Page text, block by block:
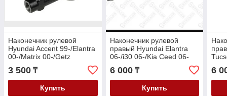
Наконечник рулевой
Hyundai Accent 99-/Elantra
00-/Matrix 00-/Getz
95-/Lantra 99-/Trajet
00-/Kia Cerato 03-
3 500 ₸
Купить
Наконечник рулевой
правый Hyundai Elantra
06-/i30 06-/Kia Ceed 06-
6 000₸
Купить
6